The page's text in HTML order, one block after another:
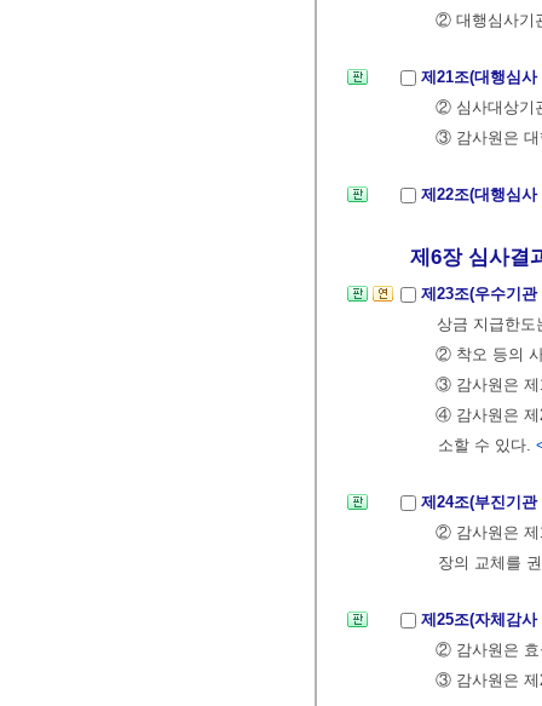
② 대행심사기
제21조(대행심
② 심사대상기
③ 감사원은 대
제22조(대행심
제6장 심사결
제23조(우수기
상금 지급한도
② 착오 등의
③ 감사원은 제
④ 감사원은 제
소할 수 있다.
제24조(부진기
② 감사원은 제
장의 교체를
제25조(자체감
② 감사원은 효
③ 감사원은 제